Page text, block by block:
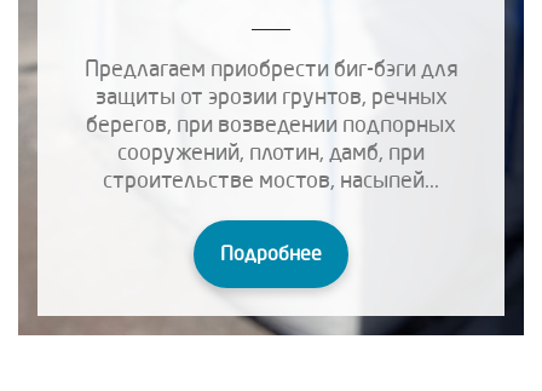
Предлагаем приобрести биг-бэги для
защиты от эрозии грунтов, речных
берегов, при возведении подпорных
сооружений, плотин, дамб, при
строительстве мостов, насыпей...
Подробнее